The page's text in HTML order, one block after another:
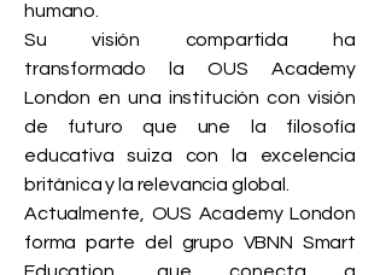
humano.
Su visión compartida ha
transformado la OUS Academy
London en una institución con visión
de futuro que une la filosofía
educativa suiza con la excelencia
británica y la relevancia global.
Actualmente, OUS Academy London
forma parte del grupo VBNN Smart